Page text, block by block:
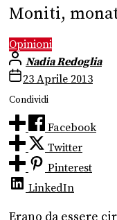
Moniti,
Opinioni
Nadia Redoglia
23 Aprile 2013
Condividi
Facebook
Twitter
Pinterest
LinkedIn